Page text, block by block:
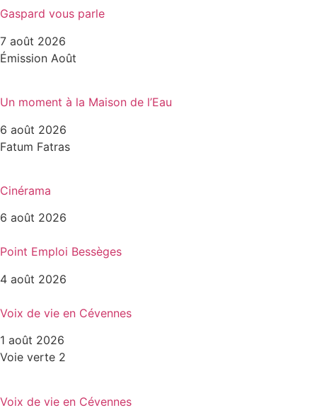
Gaspard vous parle
7 août 2026
Émission Août
Un moment à la Maison de l’Eau
6 août 2026
Fatum Fatras
Cinérama
6 août 2026
Point Emploi Bessèges
4 août 2026
Voix de vie en Cévennes
1 août 2026
Voie verte 2
Voix de vie en Cévennes